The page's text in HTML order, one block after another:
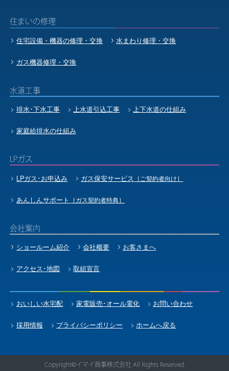
住まいの修理
住宅設備・機器の修理・交換 水まわり修理・交換
ガス機器修理・交換
水道工事
排水･下水工事 上水道引込工事 上下水道の仕組み
家庭給排水の仕組み
LPガス
LPガス･お申込み ガス保安サービス ［ご契約者向け］
あんしんサポート ［ガス契約者特典］
会社案内
ショールーム紹介 会社概要 お客さまへ
アクセス･地図 取組宣言
おいしい水宅配 家電販売･オール電化 お問い合わせ
採用情報 プライバシーポリシー ホームへ戻る
Copyright©️イマイ商事株式会社 All Rights Reserved.